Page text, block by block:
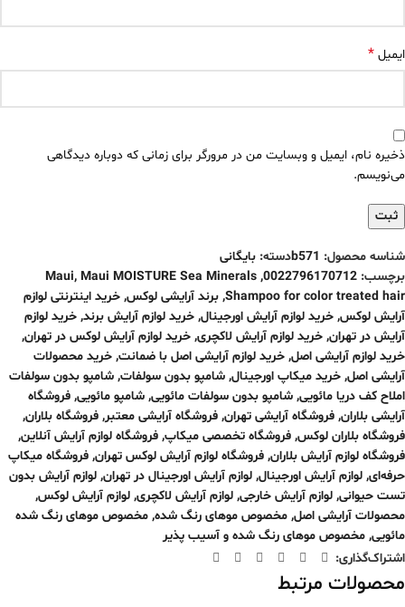
ایمیل *
ذخیره نام، ایمیل و وبسایت من در مرورگر برای زمانی که دوباره دیدگاهی
می‌نویسم.
شناسه محصول: b571دسته: بایگانی
برچسب: 0022796170712
,
Maui, Maui MOISTURE Sea Minerals
Shampoo for color treated hair
, برند آرایشی لوکس, خرید اینترنتی لوازم
آرایش لوکس, خرید لوازم آرایش اورجینال, خرید لوازم آرایش برند, خرید لوازم
آرایش در تهران, خرید لوازم آرایش لاکچری, خرید لوازم آرایش لوکس در تهران,
خرید لوازم آرایشی اصل, خرید لوازم آرایشی اصل با ضمانت, خرید محصولات
آرایشی اصل, خرید میکاپ اورجینال, شامپو بدون سولفات, شامپو بدون سولفات
املاح کف دریا مائویی, شامپو بدون سولفات مائویی, شامپو مائویی, فروشگاه
آرایشی بلاران, فروشگاه آرایشی تهران, فروشگاه آرایشی معتبر, فروشگاه بلاران,
فروشگاه بلاران لوکس, فروشگاه تخصصی میکاپ, فروشگاه لوازم آرایش آنلاین,
فروشگاه لوازم آرایش بلاران, فروشگاه لوازم آرایش لوکس تهران, فروشگاه میکاپ
حرفه‌ای, لوازم آرایش اورجینال, لوازم آرایش اورجینال در تهران, لوازم آرایش بدون
تست حیوانی, لوازم آرایش خارجی, لوازم آرایش لاکچری, لوازم آرایش لوکس,
محصولات آرایشی اصل, مخصوص موهای رنگ شده, مخصوص موهای رنگ شده
مائویی, مخصوص موهای رنگ شده و آسیب پذیر
اشتراک‌گذاری:
محصولات مرتبط